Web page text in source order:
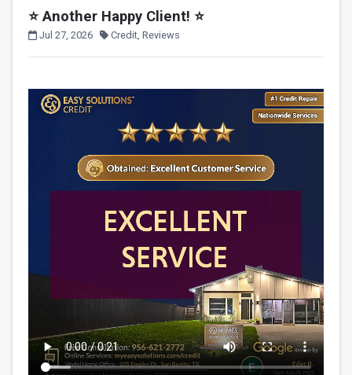
⭐ Another Happy Client! ⭐
Jul 27, 2026 Credit, Reviews